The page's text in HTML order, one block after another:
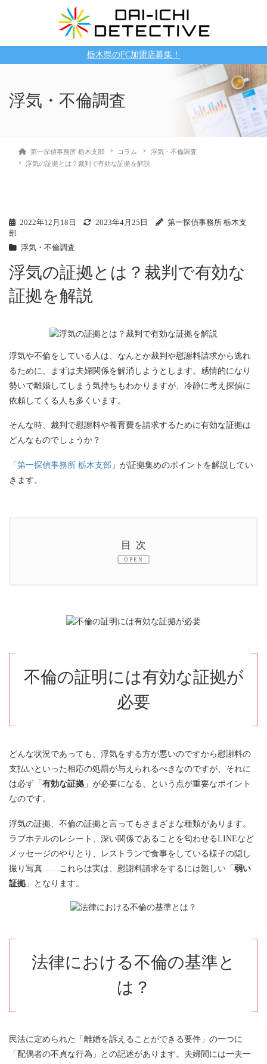
栃木県のFC加盟店募集！
浮気・不倫調査
第一探偵事務所 栃木支部 コラム
浮気・不倫調査
浮気の証拠とは？裁判で有効な証拠を解説
2022年12月18日 2023年4月25日
第一探偵事務所 栃木支
部
浮気・不倫調査
浮気の証拠とは？裁判で有効な
証拠を解説
浮気や不倫をしている人は、なんとか裁判や慰謝料請求から逃れ
るために、まずは夫婦関係を解消しようとします。感情的になり
勢いで離婚してしまう気持ちもわかりますが、冷静に考え探偵に
依頼してくる人も多くいます。
そんな時、裁判で慰謝料や養育費を請求するために有効な証拠は
どんなものでしょうか？
「 第一探偵事務所 栃木支部 」が証拠集めのポイントを解説してい
きます。
目次
ラブホテルに出入りする写真や動画
会話やスマートフォンの履歴
3.裁判で有効な浮気の証拠まとめ
4. 栃木県の浮気調査なら第一探偵事務所
不倫の証明には有効な証拠が
必要
どんな状況であっても、浮気をする方が悪いのですから慰謝料の
支払いといった相応の処罰が与えられるべきなのですが、それに
は必ず「 有効な証拠 」が必要になる、という点が重要なポイント
なのです。
浮気の証拠、不倫の証拠と言ってもさまざまな種類があります。
ラブホテルのレシート、深い関係であることを匂わせるLINEなど
メッセージのやりとり、レストランで食事をしている様子の隠し
撮り写真……これらは実は、慰謝料請求をするには難しい「 弱い
証拠 」となります。
法律における不倫の基準と
は？
民法に定められた「離婚を訴えることができる要件」の一つに
「配偶者の不貞な行為」との記述があります。夫婦間には一夫一